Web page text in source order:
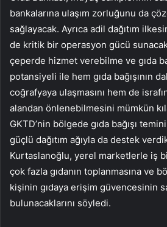
bankalarına ulaşım zorluğunu da
sağlayacak. Ayrıca adil dağıtım
de kritik bir operasyon gücü
çeperde hizmet verebilme ve gıda
potansiyeli ile hem gıda bağışının
coğrafyaya ulaşmasını hem de
alandan önlenebilmesini mümkün
GKTD’nin bölgede gıda bağışı
güçlü dağıtım ağıyla da destek
Kurtaslanoğlu, yerel marketlerle iş
çok fazla gıdanın toplanmasına ve
kişinin gıdaya erişim güvencesinin
bulunacaklarını söyledi.